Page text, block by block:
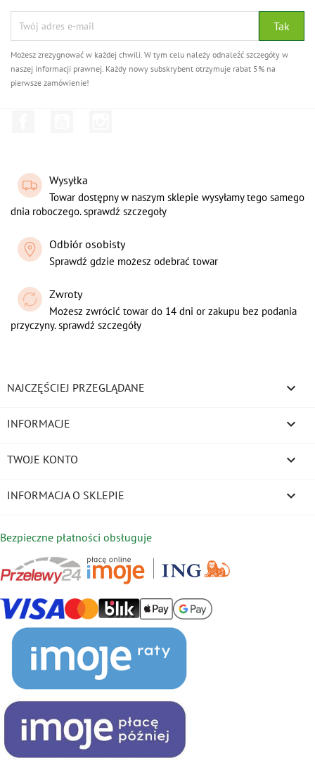
Możesz zrezygnować w każdej chwili. W tym celu należy odnaleźć szczegóły w
naszej informacji prawnej. Każdy nowy subskrybent otrzymuje rabat 5% na
pierwsze zamówienie!
Wysyłka
Towar dostępny w naszym sklepie wysyłamy tego samego
dnia roboczego. sprawdź szczegoły
Odbiór osobisty
Sprawdź gdzie możesz odebrać towar
Zwroty
Możesz zwrócić towar do 14 dni or zakupu bez podania
przyczyny. sprawdź szczegóły
NAJCZĘŚCIEJ PRZEGLĄDANE 
INFORMACJE 
TWOJE KONTO 
INFORMACJA O SKLEPIE keyboard_arrow_down
Bezpieczne płatności obsługuje